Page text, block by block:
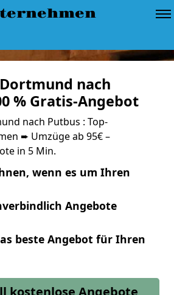
nach
% Gratis-Angebot
nach Putbus : Top-
➨ Umzüge ab 95€ –
in 5 Min.
wenn es um Ihren
Angebote
beste Angebot für Ihren
kostenlose Angebote